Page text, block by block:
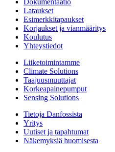
Dokumentaatio
Lataukset
Esimerkkitapaukset
Korjaukset ja vianmääritys
Koulutus
Yhteystiedot
Liiketoimintamme
Climate Solutions
Taajuusmuuttajat
Korkeapainepumput
Sensing Solutions
Tietoja Danfossista
Yritys
Uutiset ja tapahtumat
Näkemyksiä huomisesta